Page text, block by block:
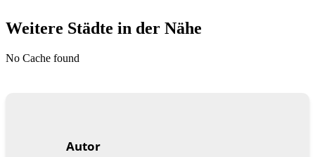
Weitere Städte in der Nähe
No Cache found
Autor